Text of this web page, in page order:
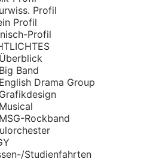
Profil
Profil
Profil
Band
Drama Group
Rockband
Studienfahrten